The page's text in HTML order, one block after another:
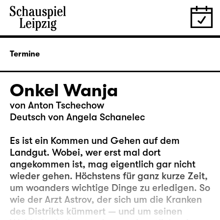
Termine
Onkel Wanja
von Anton Tschechow
Deutsch von Angela Schanelec
Es ist ein Kommen und Gehen auf dem
Landgut. Wobei, wer erst mal dort
angekommen ist, mag eigentlich gar nicht
wieder gehen. Höchstens für ganz kurze Zeit,
um woanders wichtige Dinge zu erledigen. So
wie der Arzt Astrov, der sich um die Kranken
des Distrikts kümmert — und um seinen